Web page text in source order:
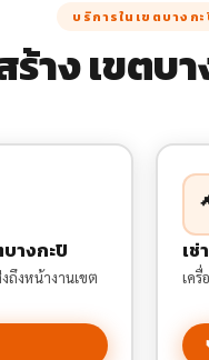
บริการในเขตบางกะ
าง เขตบ
างกะปิ
ถึงหน้างานเขต
เช่
เค